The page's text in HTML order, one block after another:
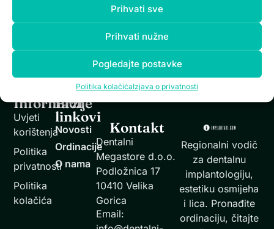
Prihvati sve
Prihvati nužne
Pogledajte postavke
Politika kolačićaIzjava o privatnosti
su zubi koji se zbog svog položaja najlakše kvare i
najteže ih je popravljati, a nerijetko uzrokuju i druge
tegobe te ih stručnjaci zato uklanjaju. Alveotomija ili
uklanjanje umnjaka kirurški je zahvat koji može biti
jednostavan ili složen, no s obzirom na suvremenu
anesteziologiju i mogućnosti koje […]
Regionalni vodič
za dentalnu
implantologiju,
estetiku osmijeha
i lica. Pronađite
ordinaciju, čitajte
Informacije
Uvjeti
korištenja
Politika
privatnosti
Politika
kolačića
Brzi
linkovi
Novosti
Ordinacije
O nama
Kontakt
Dentalni
Megastore d.o.o.
Podložnica 17
10410 Velika
Gorica
Email: